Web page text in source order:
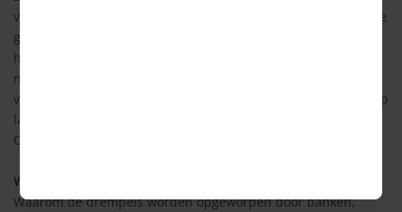
voordeel meer is. Verder kan het zijn dat de actuele rente, die
geldt bij overstap, hoger is dan die van je bestaande
hypotheek. Sommige geldverstrekkers willen alleen omzetten
naar NHG tegen de actuele rente. Als die hoger uitvalt, valt je
voordeel weg. Verder kan voorkomen dat de rente bij overstap
lager is, maar dat je toch moet bijbetalen. Volgens de
Consumentenbond is dat een boete voor de klant.
Waarom drempels?
Waarom de drempels worden opgeworpen door banken,